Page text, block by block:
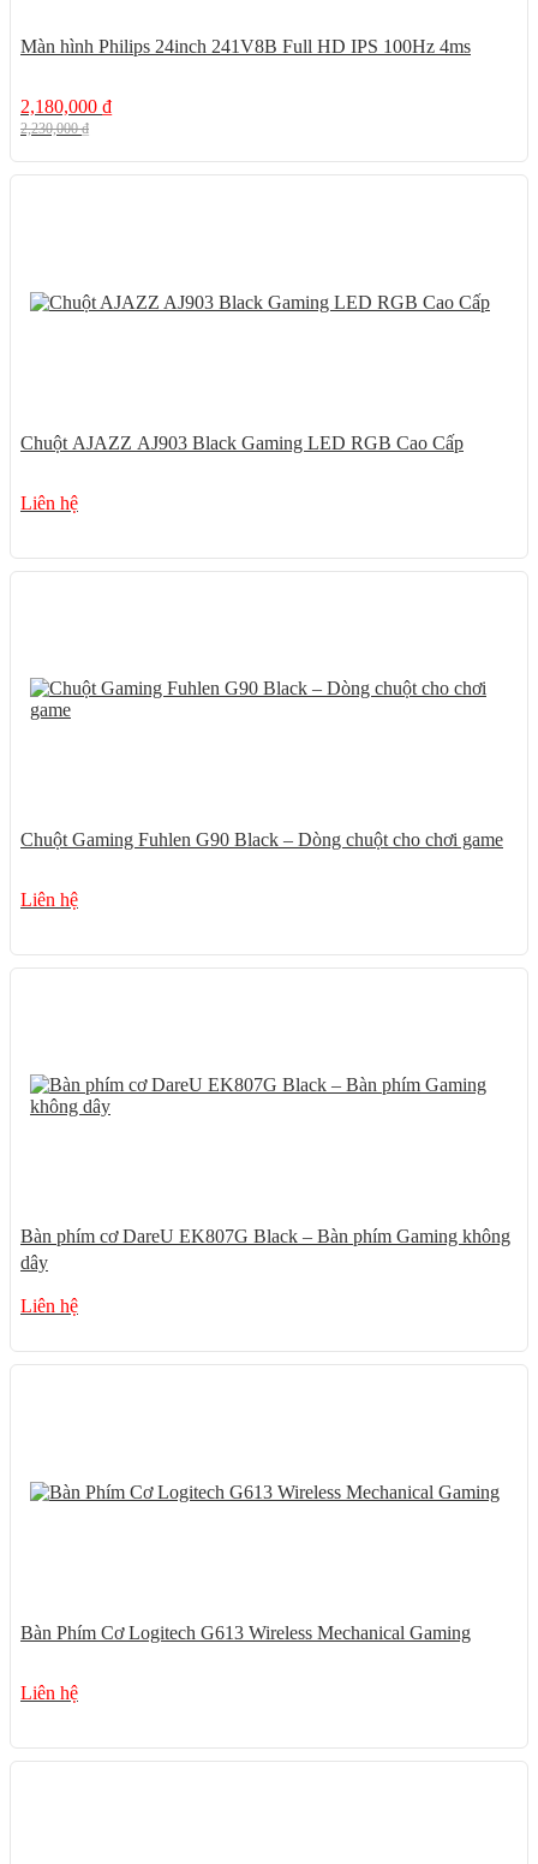
Màn hình Philips 24inch 241V8B Full HD IPS 100Hz 4ms
2,180,000 ₫
2,230,000₫
Chuột AJAZZ AJ903 Black Gaming LED RGB Cao Cấp
Liên hệ
Chuột Gaming Fuhlen G90 Black – Dòng chuột cho chơi game
Liên hệ
Bàn phím cơ DareU EK807G Black – Bàn phím Gaming không
dây
Liên hệ
Bàn Phím Cơ Logitech G613 Wireless Mechanical Gaming
Liên hệ